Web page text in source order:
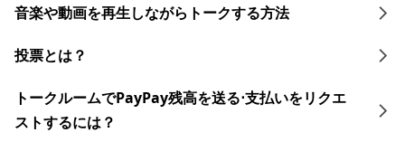
音楽や動画を再生しながらトークする 方法
投票とは？
トークルームでPayPay残高を送る⋅支払いをリクエ
ストするには？